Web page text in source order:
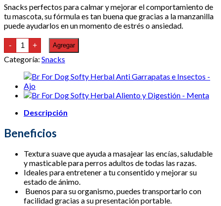
Snacks perfectos para calmar y mejorar el comportamiento de
tu mascota, su fórmula es tan buena que gracias a la manzanilla
puede ayudarlos en un momento de estrés o ansiedad.
- Br
For
Dog
Softy
Herbal
Efecto
Calmante
-
200
cantidad
+ Agregar
Categoría: Snacks
Descripción
Beneficios
Textura suave que ayuda a masajear las encías, saludable
y masticable para perros adultos de todas las razas.
Ideales para entretener a tu consentido y mejorar su
estado de ánimo.
Buenos para su organismo, puedes transportarlo con
facilidad gracias a su presentación portable.